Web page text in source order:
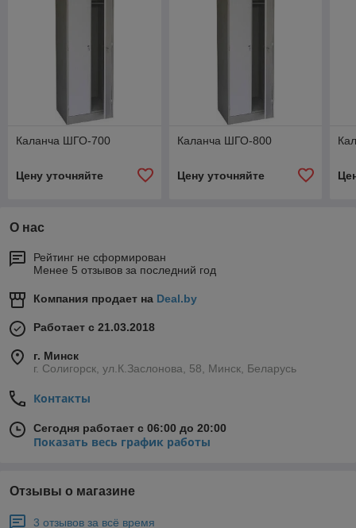
Каланча ШГО-700
Цену уточняйте
Каланча ШГО-800
Цену уточняйте
О нас
Рейтинг не сформирован
Менее 5 отзывов за последний год
Компания продает на Deal.by
Работает с 21.03.2018
г. Минск
г. Солигорск, ул.К.Заслонова, 58, Минск, Беларусь
Контакты
Сегодня работает с 06:00 до 20:00
Показать весь график работы
Отзывы о магазине
3 отзывов за всё время